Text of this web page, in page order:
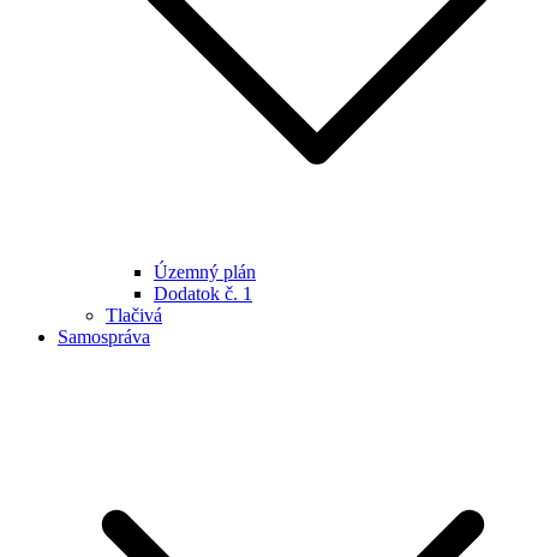
Územný plán
Dodatok č. 1
Tlačivá
Samospráva